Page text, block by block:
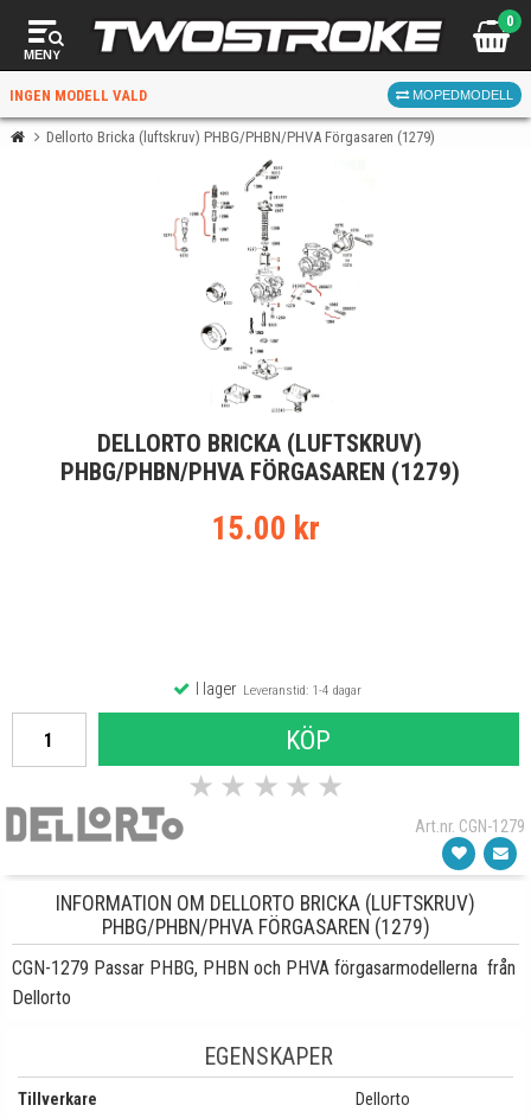
MENY
0
INGEN MODELL VALD MOPEDMODELL
VÄLJ MOPED FÖR RÄTT DELAR
VÄLJ
När du valt kommer butiken visa delar för vald moped
och universella produkter.
Dellorto Bricka (luftskruv) PHBG/PHBN/PHVA Förgasaren (1279)
DELLORTO BRICKA (LUFTSKRUV)
PHBG/PHBN/PHVA FÖRGASAREN (1279)
15.00 kr
I lagerLeveranstid: 1-4 dagar
KÖP
★ ★ ★ ★ ★
Art.nr. CGN-1279
INFORMATION OM DELLORTO BRICKA (LUFTSKRUV)
PHBG/PHBN/PHVA FÖRGASAREN (1279)
CGN-1279 Passar PHBG, PHBN och PHVA förgasarmodellerna från
Dellorto
EGENSKAPER
Tillverkare Dellorto